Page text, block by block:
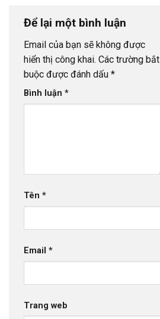
Để lại một bình luận
Email của bạn sẽ không được
hiển thị công khai. Các trường bắt
buộc được đánh dấu *
Bình luận *
Tên *
Email *
Trang web